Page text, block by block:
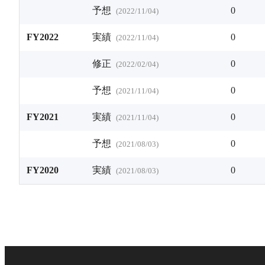
予想 (2022/11/04) 0
FY2022 実績 (2022/11/04) 0
修正 (2022/02/04) 0
予想 (2021/11/04) 0
FY2021 実績 (2021/11/04) 0
予想 (2021/08/03) 0
FY2020 実績 (2021/08/03) 0